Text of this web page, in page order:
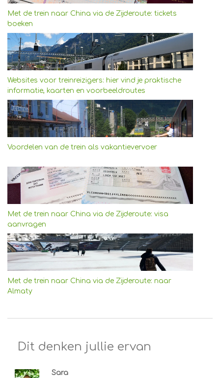
Met de trein naar China via de Zijderoute: tickets
boeken
Websites voor treinreizigers: hier vind je praktische
informatie, kaarten en voorbeeldroutes
Voordelen van de trein als vakantievervoer
Met de trein naar China via de Zijderoute: visa
aanvragen
Met de trein naar China via de Zijderoute: naar
Almaty
Dit denken jullie ervan
Sara